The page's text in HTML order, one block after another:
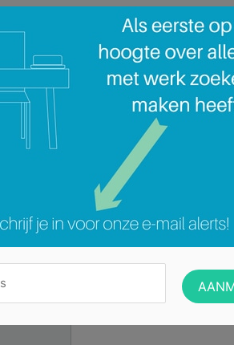
nabij Antwerpen is erkend installatie -en
wij uit naar een Calculator (m/v).
SANITAIR EN VERWARMING
wordt niet gepubliceerd. Vereiste velden zijn